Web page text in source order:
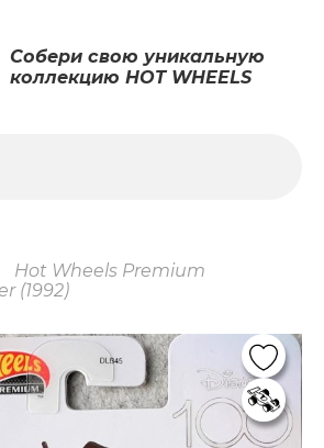
Собери свою уникальную
коллекцию HOT WHEELS
Hot Wheels Premium
(1992)